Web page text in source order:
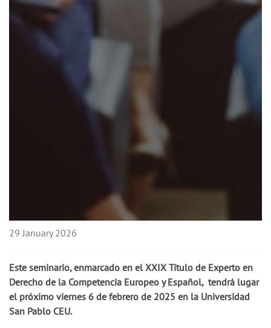
29 January 2026
Este seminario, enmarcado en el XXIX Título de Experto en
Derecho de la Competencia Europeo y Español, tendrá lugar
el próximo viernes 6 de febrero de 2025 en la Universidad
San Pablo CEU.